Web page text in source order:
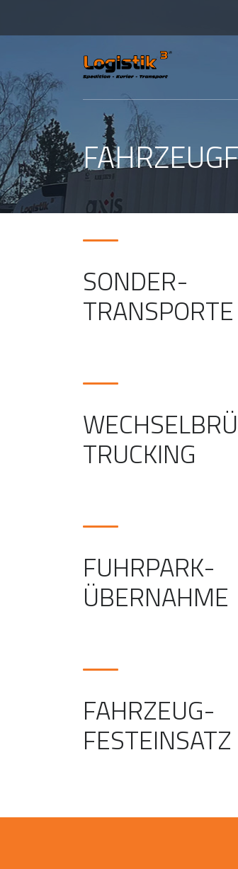
SONDER-
TRANSPORTE
TRUCKING
FUHRPARK-
ÜBERNAHME
FAHRZEUG-
FESTEINSATZ